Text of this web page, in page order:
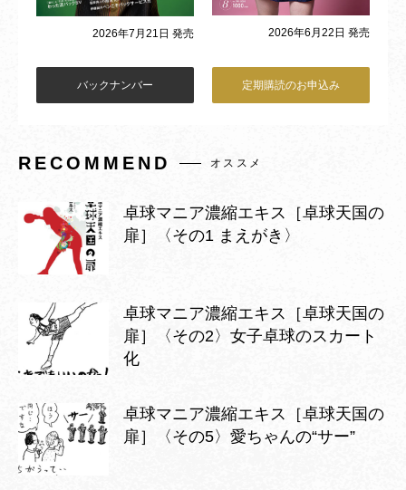
2026年7月21日 発売 2026年6月22日 発売
バックナンバー 定期購読のお申込み
RECOMMEND オススメ
卓球マニア濃縮エキス［卓球天国の
扉］〈その1 まえがき〉
卓球マニア濃縮エキス［卓球天国の
扉］〈その2〉女子卓球のスカート
化
卓球マニア濃縮エキス［卓球天国の
扉］〈その5〉愛ちゃんの“サー”